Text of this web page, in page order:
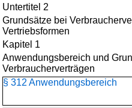
Untertitel 2
Grundsätze bei
Vertriebsformen
Kapitel 1
Anwendungsbereich und
Verbraucherverträgen
§ 312 Anwendungsbereich